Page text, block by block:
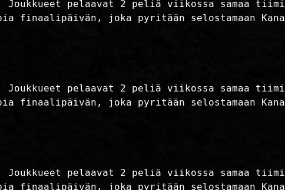
Joukkueet pelaavat 2 peliä viikossa samaa
finaalipäivän, joka pyritään selostamaan
Joukkueet pelaavat 2 peliä viikossa samaa
finaalipäivän, joka pyritään selostamaan
Joukkueet pelaavat 2 peliä viikossa samaa
finaalipäivän, joka pyritään selostamaan